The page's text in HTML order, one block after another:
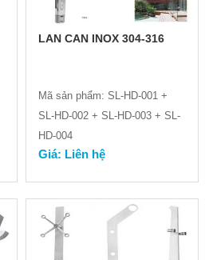
LAN CAN INOX 304-316
Mã sản phẩm: SL-HD-001 +
SL-HD-002 + SL-HD-003 + SL-
HD-004
Giá: Liên hệ